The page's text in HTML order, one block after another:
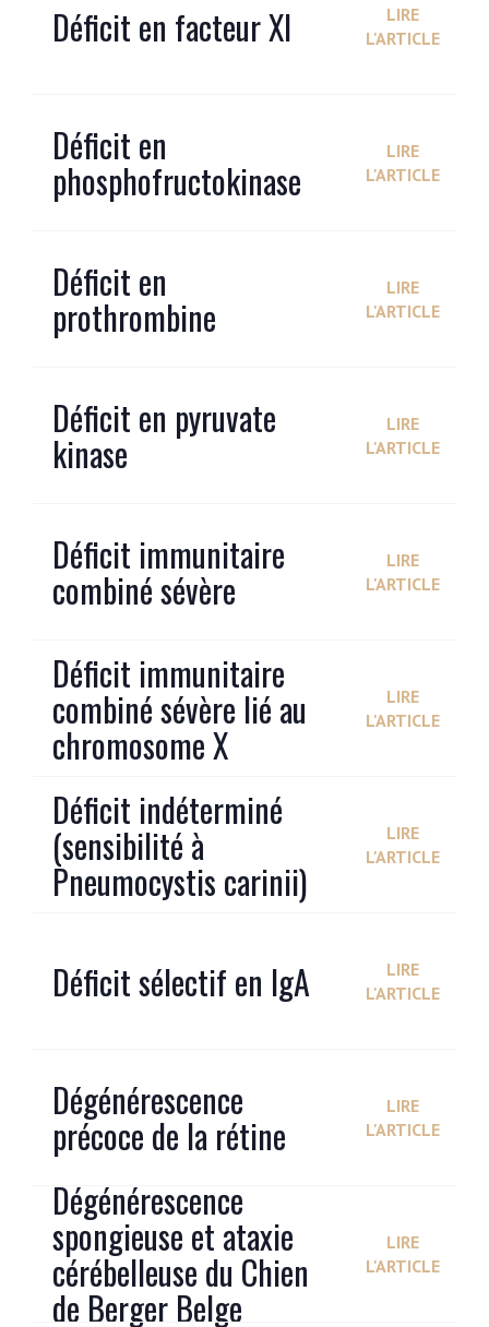
Déficit en facteur XI
LIRE
L'ARTICLE
Déficit en
phosphofructokinase
LIRE
L'ARTICLE
Déficit en
prothrombine
LIRE
L'ARTICLE
Déficit en pyruvate
kinase
LIRE
L'ARTICLE
Déficit immunitaire
combiné sévère
LIRE
L'ARTICLE
Déficit immunitaire
combiné sévère lié au
chromosome X
LIRE
L'ARTICLE
Déficit indéterminé
(sensibilité à
Pneumocystis carinii)
LIRE
L'ARTICLE
Déficit sélectif en IgA
LIRE
L'ARTICLE
Dégénérescence
précoce de la rétine
LIRE
L'ARTICLE
Dégénérescence
spongieuse et ataxie
cérébelleuse du Chien
de Berger Belge
LIRE
L'ARTICLE